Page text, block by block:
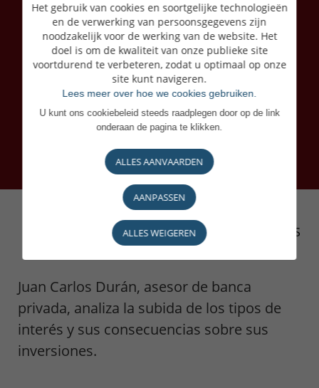
TODAS LAS NOVEDADES
Juan Carlos Durán, asesor de banca
privada, analiza la subida de los tipos de
interés y sus consecuencias sobre sus
inversiones.
Het gebruik van cookies en soortgelijke technologieën
en de verwerking van persoonsgegevens zijn
noodzakelijk voor de werking van de website. Het
doel is om de kwaliteit van onze publieke site
voortdurend te verbeteren, zodat u optimaal op onze
site kunt navigeren.
Lees meer over hoe we cookies gebruiken.
U kunt ons cookiebeleid steeds raadplegen door op de link
onderaan de pagina te klikken.
ALLES AANVAARDEN
AANPASSEN
ALLES WEIGEREN